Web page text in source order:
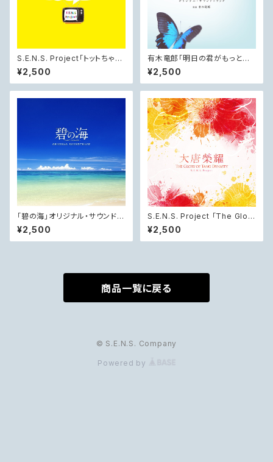
S.E.N.S. Project「トットちゃ
ん！」 オリジナル・サウンドトラッ
ク
¥2,500
有木竜郎「明日の君がもっと好
き」オリジナル・サウンドトラック
¥2,500
「碧の海」オリジナル・サウンドト
ラック
¥2,500
S.E.N.S. Project 「The Glory
of Tang Dynasty - 中国ドラ
マ『麗王別姫 〜花散る永遠の
愛〜』オリジナル・サウンドトラッ
¥2,500
商品一覧に戻る
© S.E.N.S. Company
Powered by